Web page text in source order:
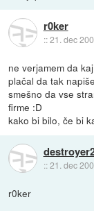
r0ker
::21. dec
ne verjamem da
plačal da tak
smešno da vse
firme :D
kako bi bilo, če bi
::21. dec
r0ker